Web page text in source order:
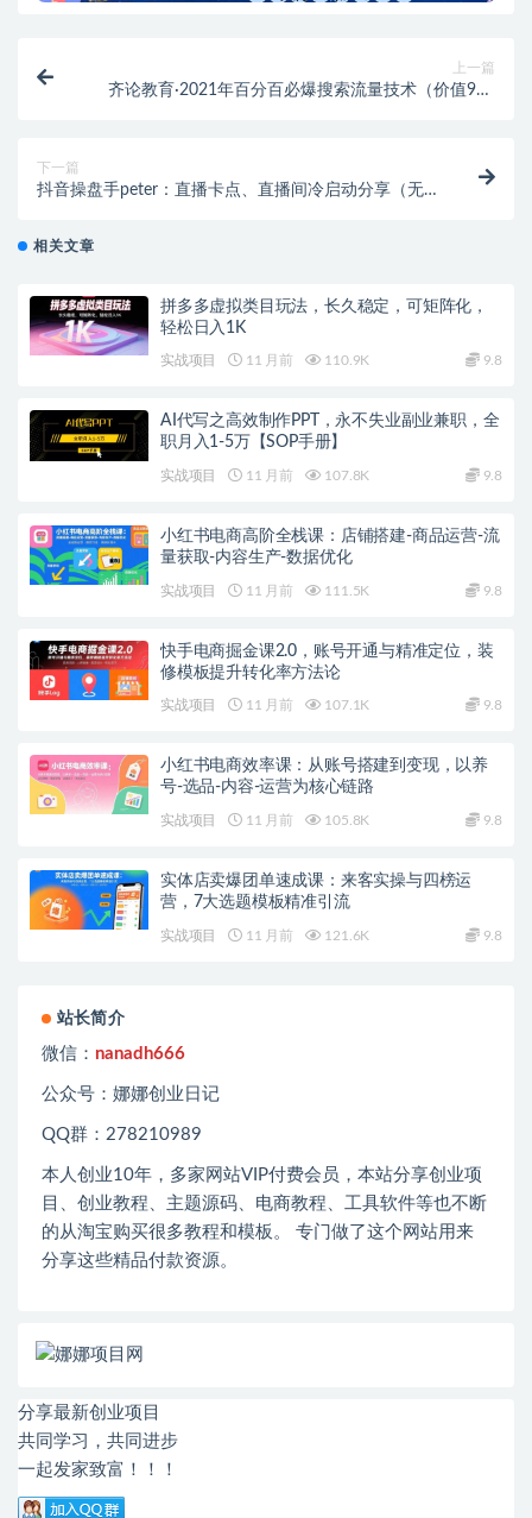
上一篇
齐论教育·2021年百分百必爆搜索流量技术（价值999
下一篇
抖音操盘手peter：直播卡点、直播间冷启动分享（无水
相关文章
拼多多虚拟类目玩法，长久稳定，可矩阵化，
轻松日入1K
实战项目 11 月前 110.9K 9.8
AI代写之高效制作PPT，永不失业副业兼职，全
职月入1-5万【SOP手册】
实战项目 11 月前 107.8K 9.8
小红书电商高阶全栈课：店铺搭建-商品运营-流
量获取-内容生产-数据优化
实战项目 11 月前 111.5K 9.8
快手电商掘金课2.0，账号开通与精准定位，装
修模板提升转化率方法论
实战项目 11 月前 107.1K 9.8
小红书电商效率课：从账号搭建到变现，以养
号-选品-内容-运营为核心链路
实战项目 11 月前 105.8K 9.8
实体店卖爆团单速成课：来客实操与四榜运
营，7大选题模板精准引流
实战项目 11 月前 121.6K 9.8
站长简介
微信： nanadh666
公众号：娜娜创业日记
QQ群：278210989
本人创业10年，多家网站VIP付费会员，本站分享创业项
目、创业教程、主题源码、电商教程、工具软件等也不断
的从淘宝购买很多教程和模板。 专门做了这个网站用来
分享这些精品付款资源。
分享最新创业项目
共同学习，共同进步
一起发家致富！！！